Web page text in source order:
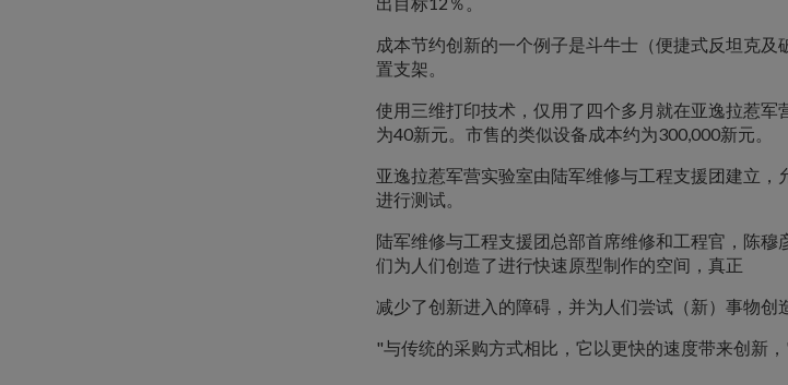
成本节约创新的一个例子是斗牛士（便捷式反坦克
置支架。
使用三维打印技术，仅用了四个多月就在亚逸拉惹军
为40新元。市售的类似设备成本约为300,000新元。
亚逸拉惹军营实验室由陆军维修与工程支援团建立
进行测试。
陆军维修与工程支援团总部首席维修和工程官，陈穆
们为人们创造了进行快速原型制作的空间，真正
减少了创新进入的障碍，并为人们尝试（新）事物创
"与传统的采购方式相比，它以更快的速度带来创新，